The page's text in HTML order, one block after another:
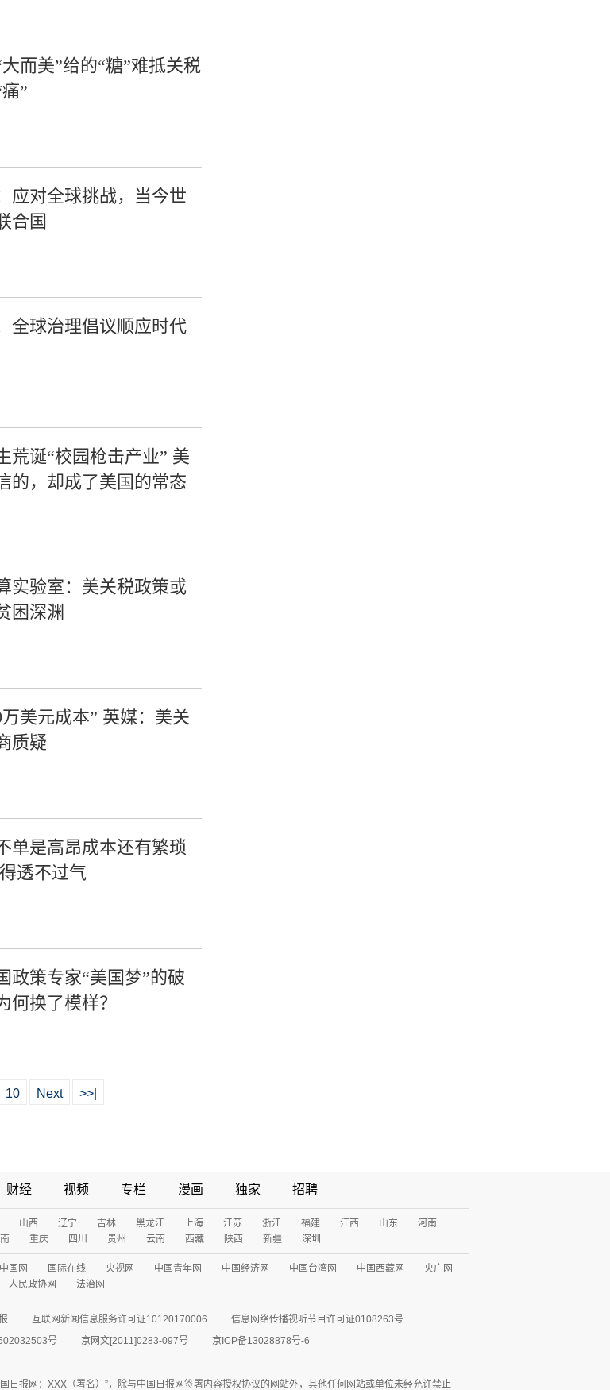
大而美”给的“糖”难抵关税
”
应对全球挑战，当今世
合国
全球治理倡议顺应时代
荒诞“校园枪击产业” 美
的，却成了美国的常态
实验室：美关税政策或
困深渊
万美元成本” 英媒：美关
质疑
单是高昂成本还有繁琐
透不过气
政策专家“美国梦”的破
何换了模样？
10 Next >>|
财经 视频 专栏 漫画 独家 招聘
山西 辽宁 吉林 黑龙江 上海 江苏 浙江 福建 江西 山东
河南
重庆 四川 贵州 云南 西藏 陕西 新疆 深圳
中国网 国际在线 央视网 中国青年网 中国经济网 中国台湾网 中国西藏网
央广网
人民政协网 法治网
互联网新闻信息服务许可证10120170006
信息网络传播视听节目许可证0108263号
号
京网文[2011]0283-097号 京ICP备13028878号-6
日报网：XXX（署名）”，除与中国日报网签署内容授权协议的网站外，其他任何网站或单位未经允许禁止